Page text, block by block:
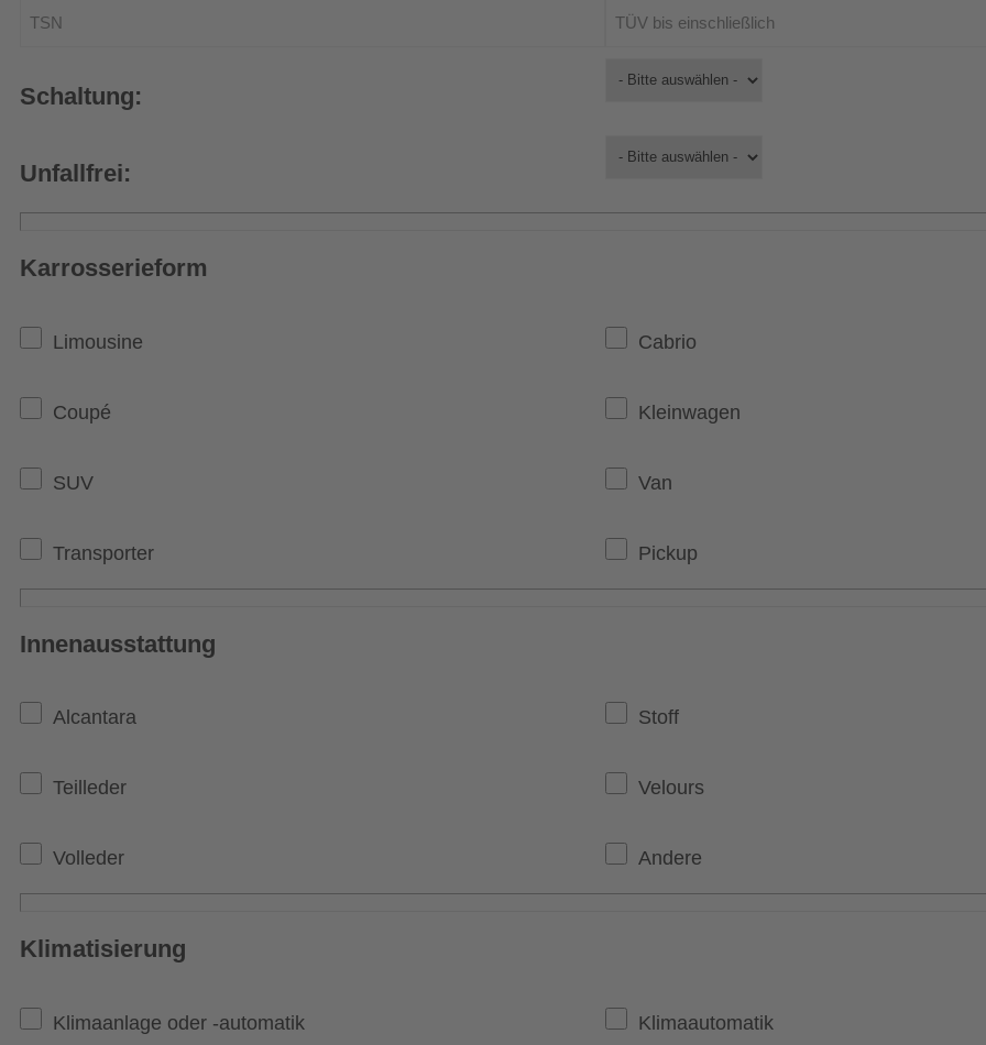
Schaltung:
Unfallfrei:
Karrosserieform
Limousine Cabrio
Coupé Kleinwagen
SUV Van
Transporter Pickup
Innenausstattung
Alcantara Stoff
Teilleder Velours
Volleder Andere
Klimatisierung
Klimaanlage oder -automatik Klimaautomatik